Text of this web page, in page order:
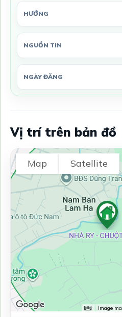
HƯỚNG
NGUỒN TIN
NGÀY ĐĂNG
Vị trí trên bản đồ
Map Satellite
Image